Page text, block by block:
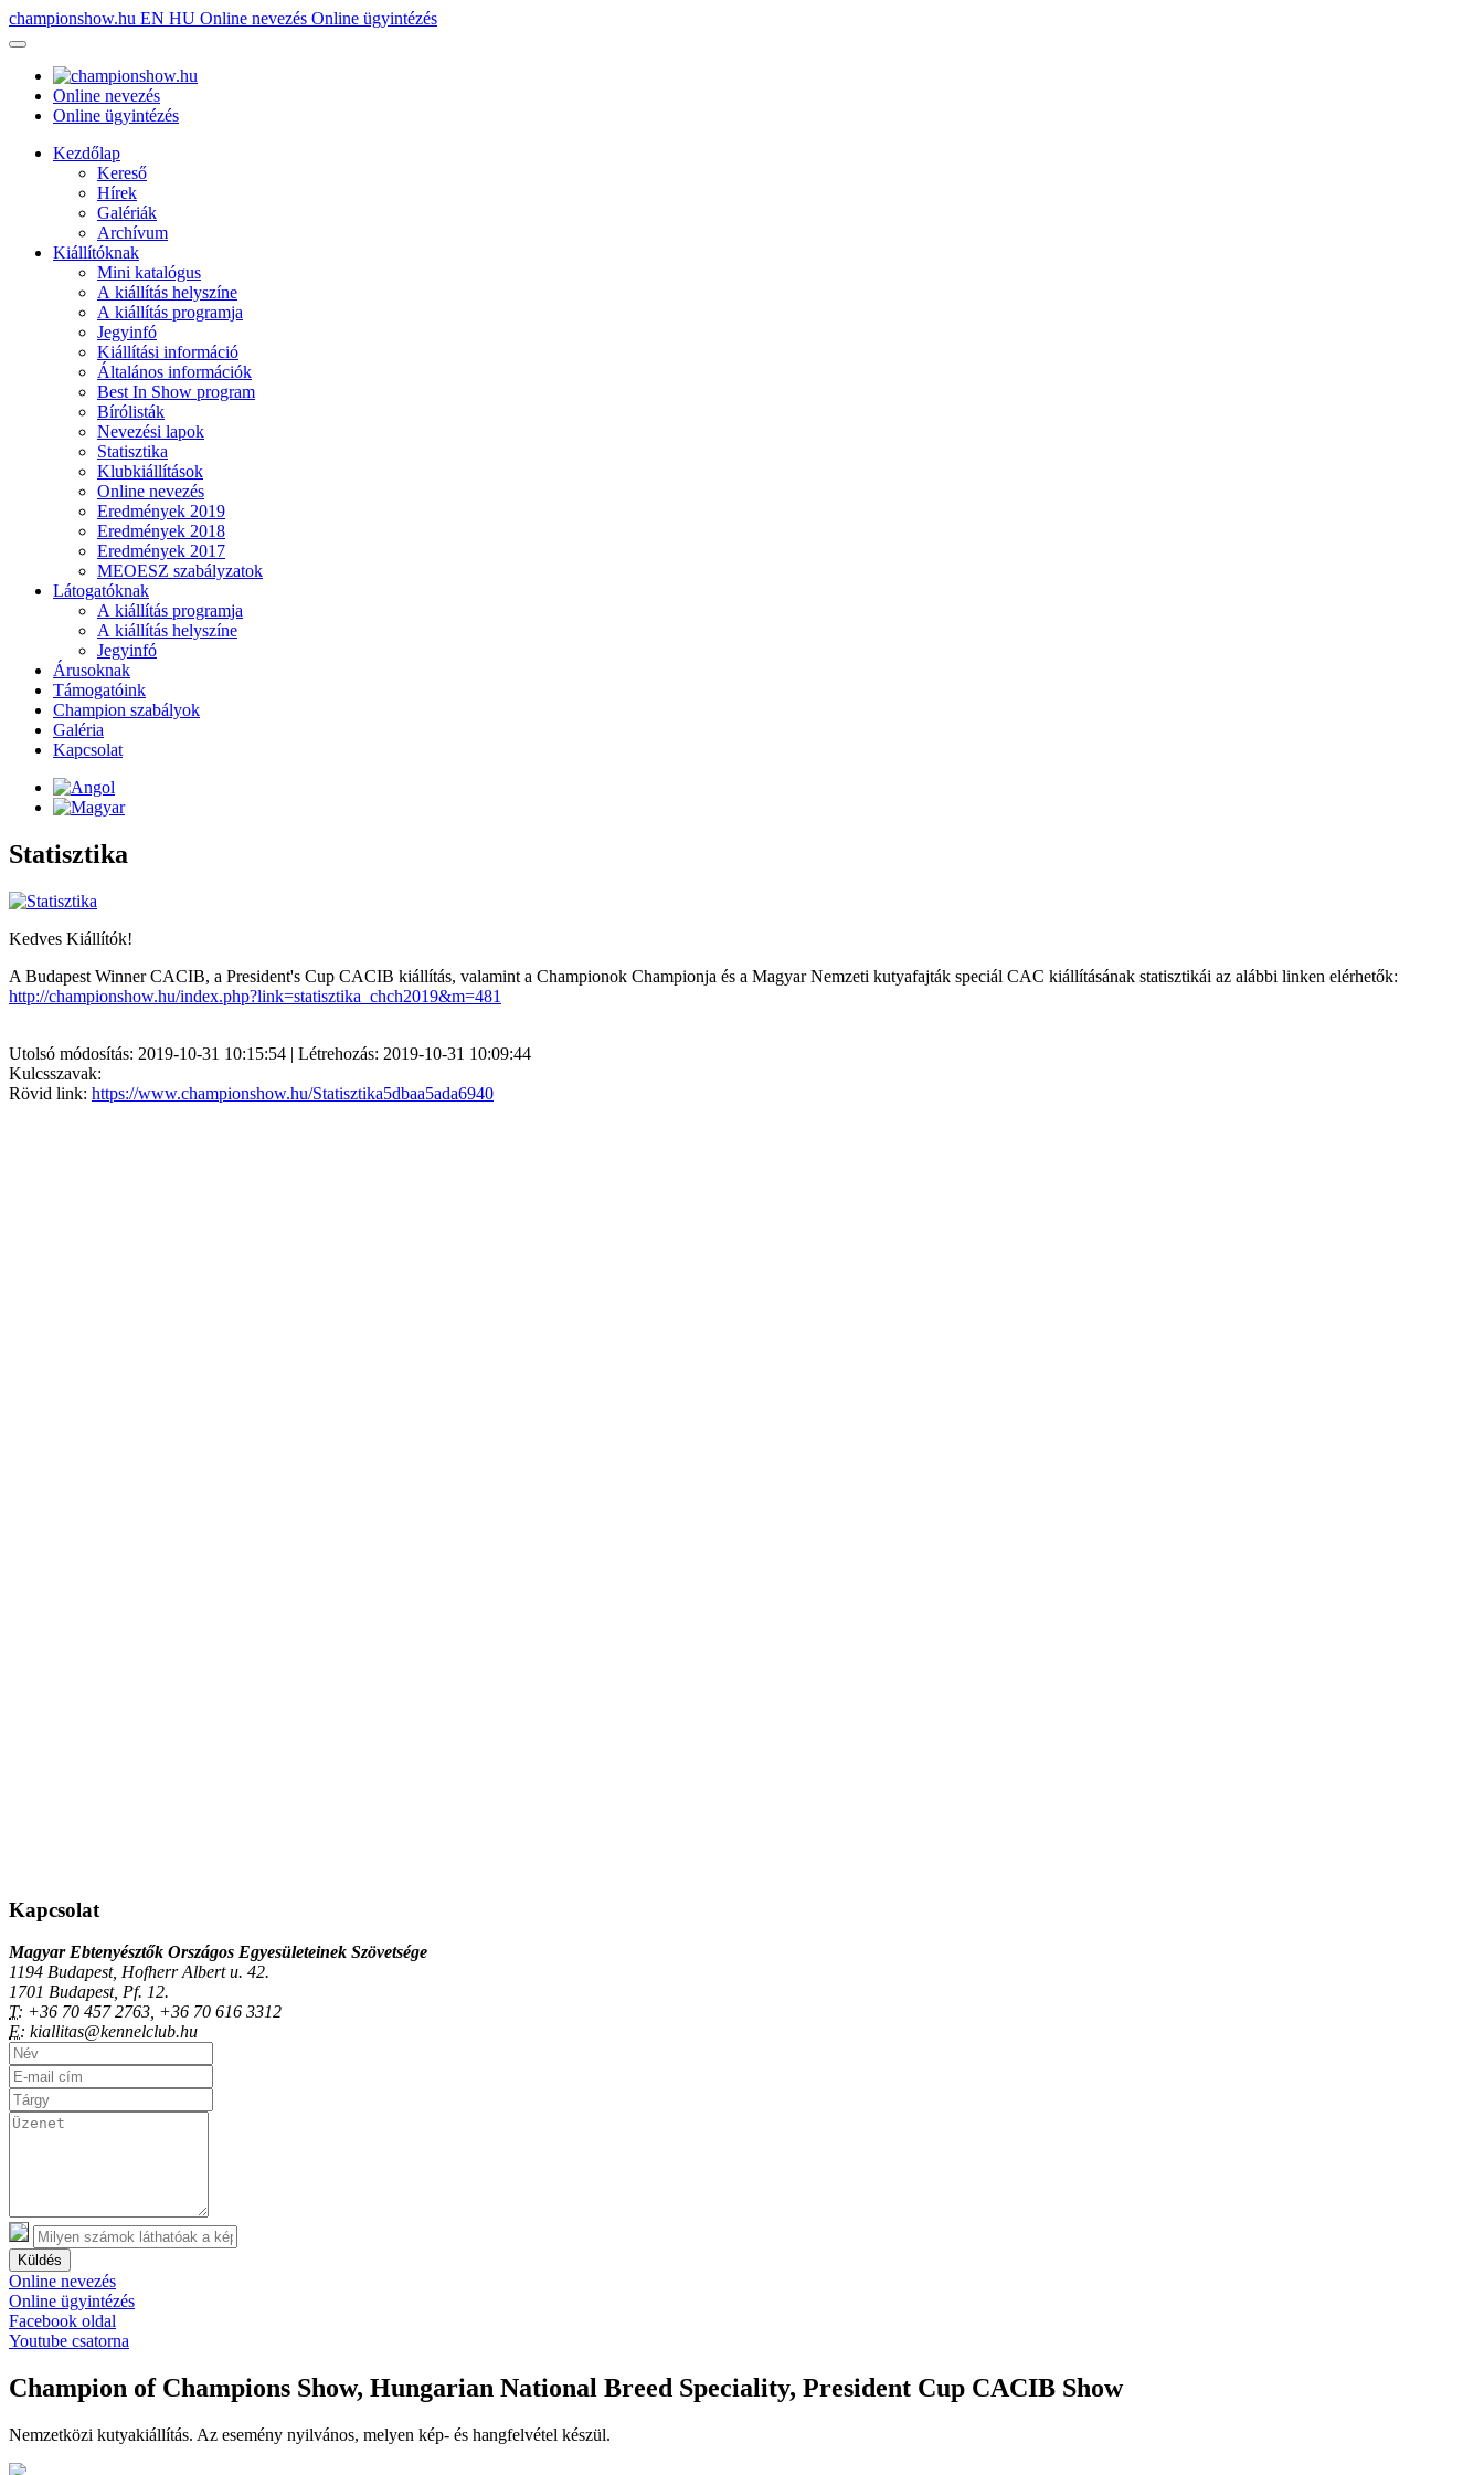
championshow.hu EN HU Online nevezés Online ügyintézés
Online nevezés
Online ügyintézés
Kezdőlap
Kereső
Hírek
Galériák
Archívum
Kiállítóknak
Mini katalógus
A kiállítás helyszíne
A kiállítás programja
Jegyinfó
Kiállítási információ
Általános információk
Best In Show program
Bírólisták
Nevezési lapok
Statisztika
Klubkiállítások
Online nevezés
Eredmények 2019
Eredmények 2018
Eredmények 2017
MEOESZ szabályzatok
Látogatóknak
A kiállítás programja
A kiállítás helyszíne
Jegyinfó
Árusoknak
Támogatóink
Champion szabályok
Galéria
Kapcsolat
Statisztika
Kedves Kiállítók!
A Budapest Winner CACIB, a President's Cup CACIB kiállítás, valamint a Championok Championja és a Magyar Nemzeti kutyafajták speciál CAC kiállításának statisztikái az alábbi linken elérhetők:
http://championshow.hu/index.php?link=statisztika_chch2019&m=481
Utolsó módosítás: 2019-10-31 10:15:54 | Létrehozás: 2019-10-31 10:09:44
Kulcsszavak:
Rövid link: https://www.championshow.hu/Statisztika5dbaa5ada6940
Kapcsolat
Magyar Ebtenyésztők Országos Egyesületeinek Szövetsége
1194 Budapest, Hofherr Albert u. 42.
1701 Budapest, Pf. 12.
T: +36 70 457 2763, +36 70 616 3312
E: kiallitas@kennelclub.hu
Küldés
Online nevezés
Online ügyintézés
Facebook oldal
Youtube csatorna
Champion of Champions Show, Hungarian National Breed Speciality, President Cup CACIB Show
Nemzetközi kutyakiállítás. Az esemény nyilvános, melyen kép- és hangfelvétel készül.